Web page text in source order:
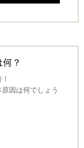
？
因は何でしょう